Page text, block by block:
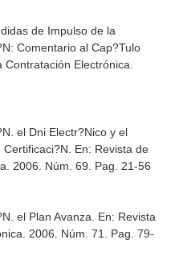
de Impulso de la
Comentario al Cap?Tulo
Contratación Electrónica
el Dni Electr?Nico y el
En: Revista de
. 2006. Núm. 69. Pag. 21-56
el Plan Avanza. En: Revista
. 2006. Núm. 71. Pag. 79-